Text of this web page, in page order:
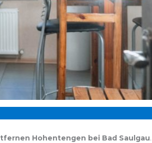
Hohentengen bei Bad Saulgau